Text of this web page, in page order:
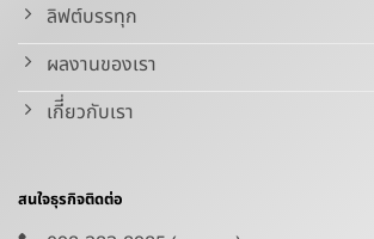
ลิฟต์บรรทุก
ผลงานของเรา
เกีี่ยวกับเรา
สนใจธุรกิจติดต่อ